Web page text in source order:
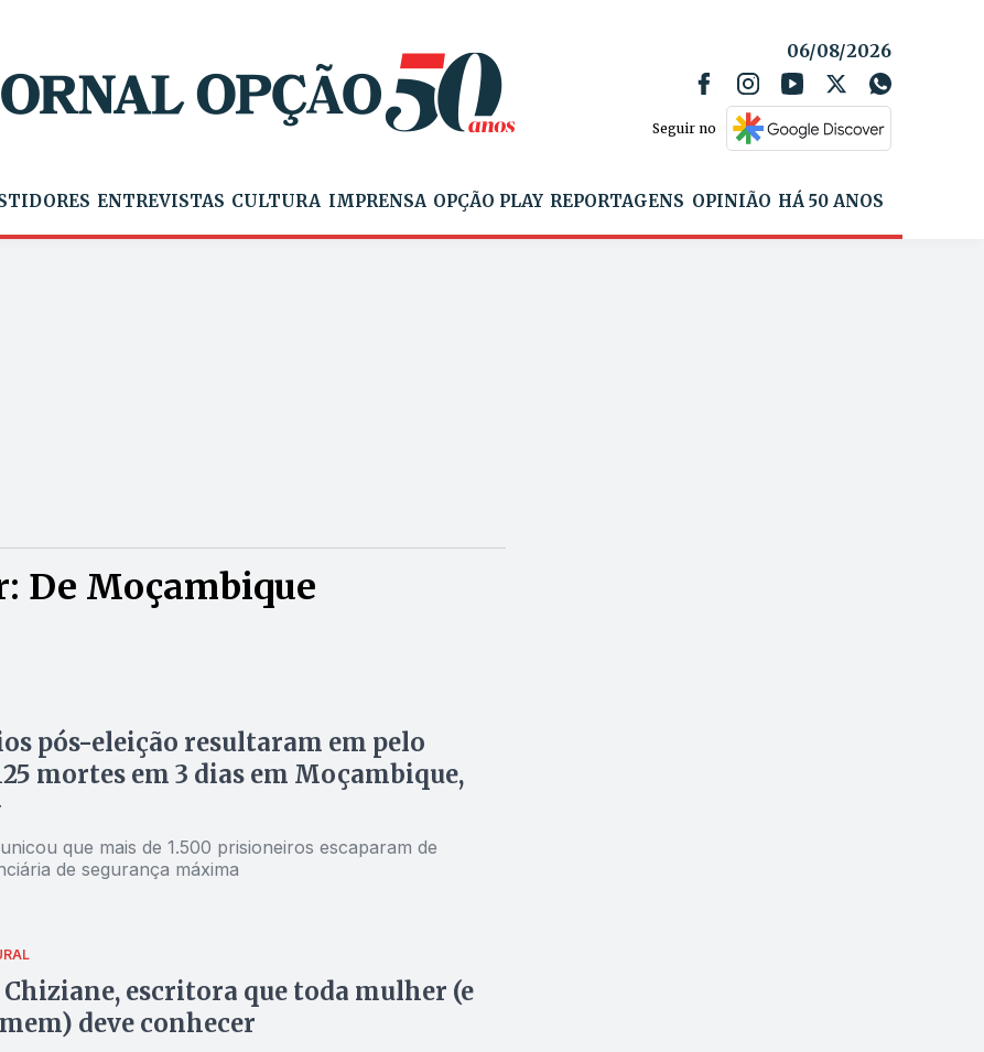
06/08/2026
Seguir no
ENTREVISTAS CULTURA IMPRENSA OPÇÃO PLAY REPORTAGENS OPINIÃO HÁ 50 ANOS
De Moçambique
pós-eleição resultaram em pelo
mortes em 3 dias em Moçambique,
que mais de 1.500 prisioneiros escaparam de
de segurança máxima
escritora que toda mulher (e
deve conhecer